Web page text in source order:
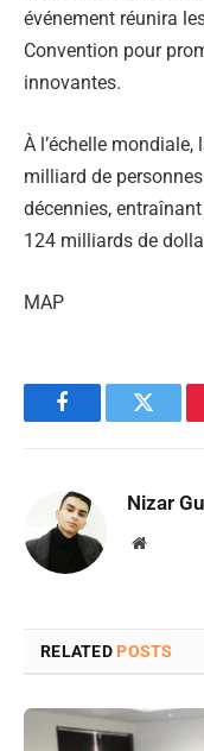
événement réunira
Convention pour
innovantes.
À l’échelle
milliard de
décennies,
124 milliards de
MAP
FacebookTwitter
Nizar
Website
RELATED POSTS